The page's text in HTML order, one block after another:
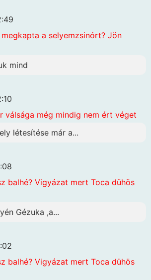
a selyemzsinórt? Jön
mind
válsága még mindig nem ért véget
létesítése már a...
balhé? Vigyázat mert Toca dühös
Gézuka ,a...
balhé? Vigyázat mert Toca dühös